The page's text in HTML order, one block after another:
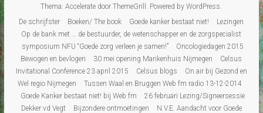
Thema:Accelerate door ThemeGrill. Powered byWordPress.
De schrijfster
Boeken/ The book Goede kanker bestaat niet!
Lezingen
Op de bank met … de bestuurder, de wetenschapper en de zorgspecialist
symposium NFU “Goede zorg verleen je samen!”
Oncologiedagen 2015
Bewogen en bevlogen
30 mei opening Marikenhuis Nijmegen
Celsus
Invitational Conference 23 april 2015
Celsus blogs
On air bij Gezond en
Wel regio Nijmegen
Tussen Waal en Bruggen Web fm radio 13-12-2014
Goede Kanker bestaat niet! bij Web fm
26 februari Lezing/Signeersessie
Dekker vd Vegt
Bijzondere ontmoetingen N.V.E. Aandacht voor Goede